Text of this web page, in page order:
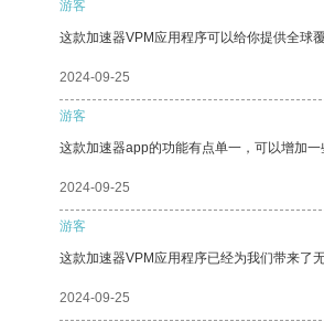
游客
这款加速器VPM应用程序可以给你提供全球
2024-09-25
游客
这款加速器app的功能有点单一，可以增加
2024-09-25
游客
这款加速器VPM应用程序已经为我们带来了
2024-09-25